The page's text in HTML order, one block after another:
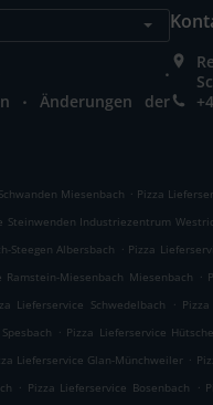
.
.
Änderungen der
Miesenbach . Pizza
Steinwenden Industriezentrum
Steegen Albersbach . Pizza
Ramstein-Miesenbach Miesenbach .
Lieferservice Schwedelbach .
. Pizza Lieferservice
Lieferservice Glan-Münchweiler .
. Pizza Lieferservice Bosenbach .